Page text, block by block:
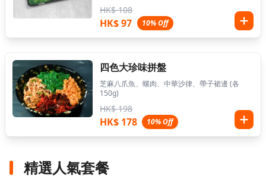
HK$ 108
HK$ 97 10% Off
四色大珍味拼盤
芝麻八爪魚、螺肉、中華沙律、帶子裙邊 (各
150g)
HK$ 198
HK$ 178 10% Off
精選人氣套餐